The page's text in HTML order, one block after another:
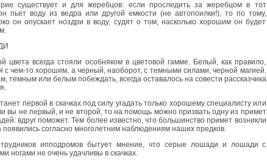
существует и для жеребцов: если проследить за жеребцом в тот
пьет воду из ведра или другой емкости (не автопоилки!), то по тому,
он опускает ноздри в воду, судят о том, насколько хорошим он будет
цвета всегда стояли особняком в цветовой гамме. Белый, как правило,
с чем-то хорошим, а черный, наоборот, с темными силами, черной магией.
темным или белым побеждать, всегда оставалось на совести рассказчика
первой в скачках под силу угадать только хорошему специалисту или
вы не первый, и не второй, то на помощь можно призвать одну из примет
вдруг поможет. Тем более известно, что большинство примет возникли
появились согласно многолетним наблюдениям наших предков.
ипподромов бытует мнение, что серые лошади и лошади с
ногами не очень удачливы в скачках.